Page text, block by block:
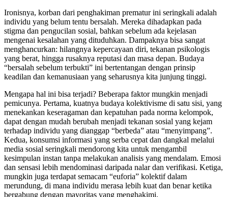
Ironisnya, korban dari penghakiman prematur ini seringkali adalah
individu yang belum tentu bersalah. Mereka dihadapkan pada
stigma dan pengucilan sosial, bahkan sebelum ada kejelasan
mengenai kesalahan yang dituduhkan. Dampaknya bisa sangat
menghancurkan: hilangnya kepercayaan diri, tekanan psikologis
yang berat, hingga rusaknya reputasi dan masa depan. Budaya
“bersalah sebelum terbukti” ini bertentangan dengan prinsip
keadilan dan kemanusiaan yang seharusnya kita junjung tinggi.
Mengapa hal ini bisa terjadi? Beberapa faktor mungkin menjadi
pemicunya. Pertama, kuatnya budaya kolektivisme di satu sisi, yang
menekankan keseragaman dan kepatuhan pada norma kelompok,
dapat dengan mudah berubah menjadi tekanan sosial yang kejam
terhadap individu yang dianggap “berbeda” atau “menyimpang”.
Kedua, konsumsi informasi yang serba cepat dan dangkal melalui
media sosial seringkali mendorong kita untuk mengambil
kesimpulan instan tanpa melakukan analisis yang mendalam. Emosi
dan sensasi lebih mendominasi daripada nalar dan verifikasi. Ketiga,
mungkin juga terdapat semacam “euforia” kolektif dalam
merundung, di mana individu merasa lebih kuat dan benar ketika
bergabung dengan mayoritas yang menghakimi.